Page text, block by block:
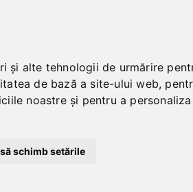
și alte tehnologii de urmărire
de bază a site-ului web,
noastre și pentru a
schimb setările